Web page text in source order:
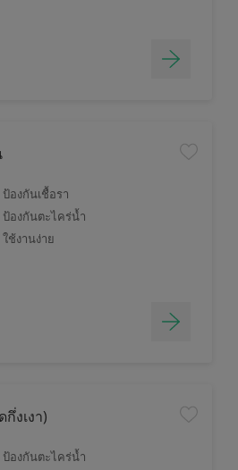
ป้องกันเชื้อรา
ป้องกันตะไคร่น้ำ
ใช้งานง่าย
งเงา)
ป้องกันตะไคร่น้ำ